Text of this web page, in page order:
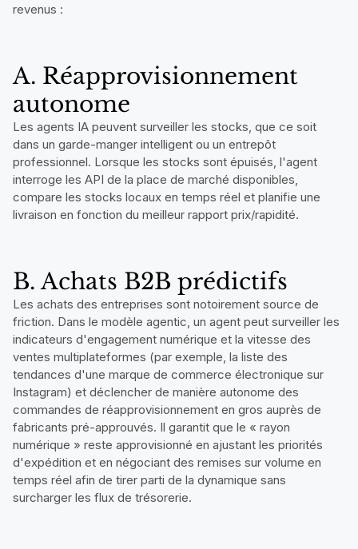
revenus :
A. Réapprovisionnement
autonome
Les agents IA peuvent surveiller les stocks, que ce soit
dans un garde-manger intelligent ou un entrepôt
professionnel. Lorsque les stocks sont épuisés, l'agent
interroge les API de la place de marché disponibles,
compare les stocks locaux en temps réel et planifie une
livraison en fonction du meilleur rapport prix/rapidité.
B. Achats B2B prédictifs
Les achats des entreprises sont notoirement source de
friction. Dans le modèle agentic, un agent peut surveiller les
indicateurs d'engagement numérique et la vitesse des
ventes multiplateformes (par exemple, la liste des
tendances d'une marque de commerce électronique sur
Instagram) et déclencher de manière autonome des
commandes de réapprovisionnement en gros auprès de
fabricants pré-approuvés. Il garantit que le « rayon
numérique » reste approvisionné en ajustant les priorités
d'expédition et en négociant des remises sur volume en
temps réel afin de tirer parti de la dynamique sans
surcharger les flux de trésorerie.